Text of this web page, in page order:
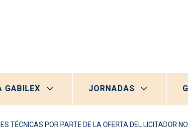
GABILEX JORNADAS
TÉCNICAS POR PARTE DE LA OFERTA DEL LICITADOR